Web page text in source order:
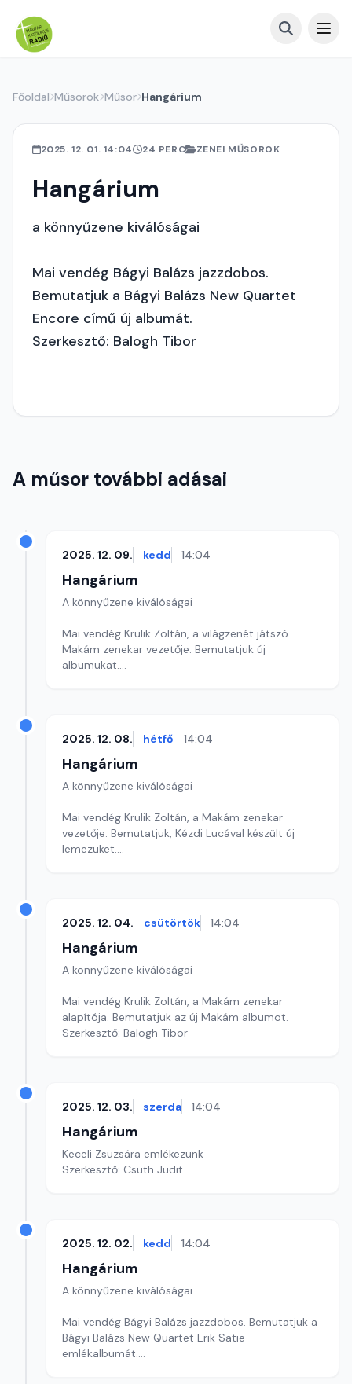
Főoldal Műsorok Műsor Hangárium
2025. 12. 01. 14:04 24 PERC ZENEI MŰSOROK
Hangárium
a könnyűzene kiválóságai
Mai vendég Bágyi Balázs jazzdobos.
Bemutatjuk a Bágyi Balázs New Quartet
Encore című új albumát.
Szerkesztő: Balogh Tibor
A műsor további adásai
2025. 12. 09. kedd 14:04
Hangárium
A könnyűzene kiválóságai
Mai vendég Krulik Zoltán, a világzenét játszó
Makám zenekar vezetője. Bemutatjuk új
albumukat.
2025. 12. 08. hétfő 14:04
Hangárium
A könnyűzene kiválóságai
Mai vendég Krulik Zoltán, a Makám zenekar
vezetője. Bemutatjuk, Kézdi Lucával készült új
lemezüket.
2025. 12. 04. csütörtök 14:04
Hangárium
A könnyűzene kiválóságai
Mai vendég Krulik Zoltán, a Makám zenekar
alapítója. Bemutatjuk az új Makám albumot.
Szerkesztő: Balogh Tibor
2025. 12. 03. szerda 14:04
Hangárium
Keceli Zsuzsára emlékezünk
Szerkesztő: Csuth Judit
2025. 12. 02. kedd 14:04
Hangárium
A könnyűzene kiválóságai
Mai vendég Bágyi Balázs jazzdobos. Bemutatjuk a
Bágyi Balázs New Quartet Erik Satie
emlékalbumát.